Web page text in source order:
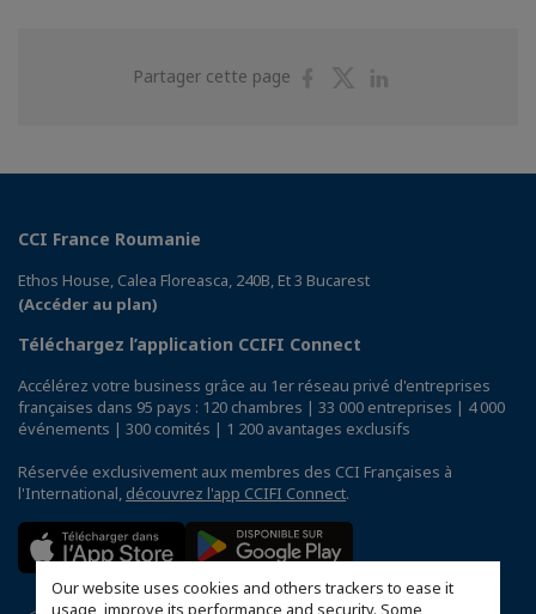
Our website uses cookies and others trackers to ease it
usage, improve its performance and security. Some
Partager cette page
PartagerPartager
CCI France Roumanie
Ethos House, Calea Floreasca, 240B, Et 3 Bucarest
(Accéder au plan)
Téléchargez l’application CCIFI Connect
Accélérez votre business grâce au 1er réseau privé d'entreprises
françaises dans 95 pays : 120 chambres | 33 000 entreprises | 4 000
événements | 300 comités | 1 200 avantages exclusifs
Réservée exclusivement aux membres des CCI Françaises à
l'International, découvrez l'app CCIFI Connect.